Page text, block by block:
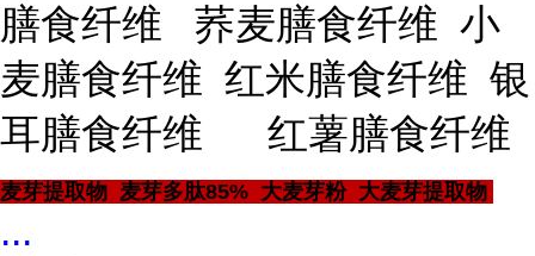
膳食纤维 荞麦膳食纤维 小
麦膳食纤维 红米膳食纤维 银
耳膳食纤维 红薯膳食纤维
麦芽提取物 麦芽多肽85% 大麦芽粉 大麦芽提取物
...